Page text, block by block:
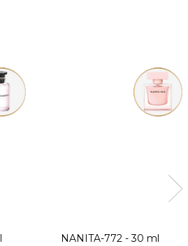
NANITA-772 - 30 ml